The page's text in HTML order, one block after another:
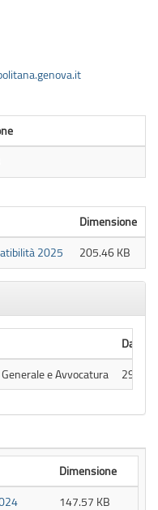
Dimensione
2025
205.46 KB
Data
e Avvocatura
29/
Dimensione
147.57 KB